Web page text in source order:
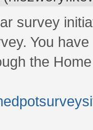
survey
You
the